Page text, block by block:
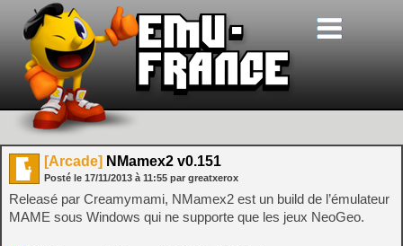
[Arcade] NMamex2 v0.151
Posté le 17/11/2013 à 11:55 par greatxerox
Releasé par Creamymami, NMamex2 est un build de l’émulateur
MAME sous Windows qui ne supporte que les jeux NeoGeo.